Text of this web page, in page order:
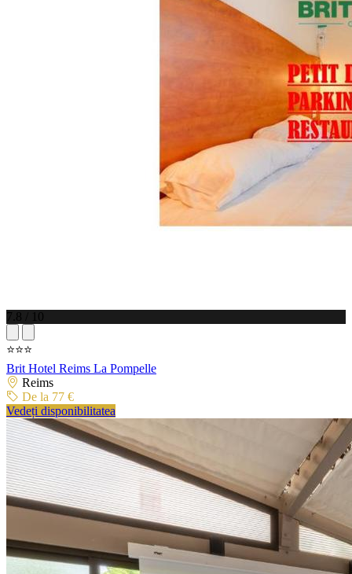
7.8 / 10
⭐⭐⭐
Brit Hotel Reims La Pompelle
Reims
De la 77 €
Vedeți disponibilitatea